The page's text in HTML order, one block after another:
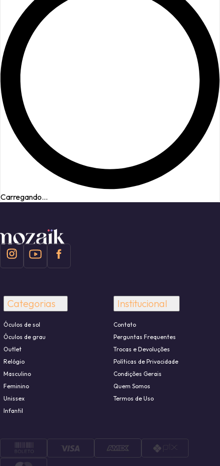
Carregando...
Categorias
Óculos de sol
Óculos de grau
Outlet
Relógio
Masculino
Feminino
Unissex
Infantil
Institucional
Contato
Perguntas Frequentes
Trocas e Devoluções
Políticas de Privacidade
Condições Gerais
Quem Somos
Termos de Uso